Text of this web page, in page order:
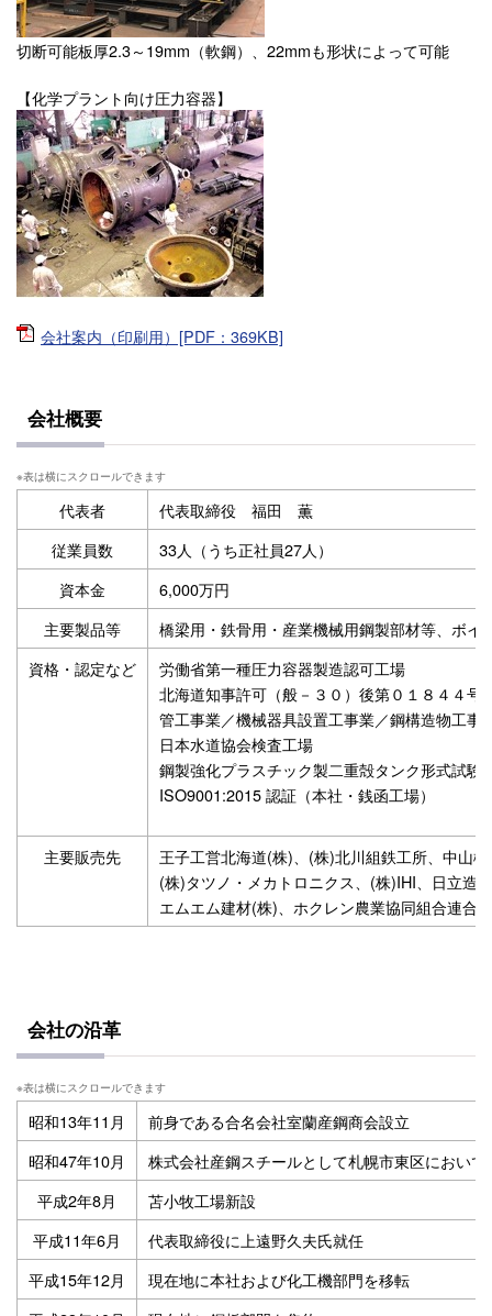
切断可能板厚2.3～19mm（軟鋼）、22mmも形状によって可能
【化学プラント向け圧力容器】
会社案内（印刷用）[PDF：369KB]
会社概要
代表者 代表取締役 福田 薫
従業員数
33人（うち正社員27人）
資本金
6,000万円
主要製品等
橋梁用・鉄骨用・産業機械用鋼製部材等、ボイ
資格・認定など
労働省第一種圧力容器製造認可工場
北海道知事許可（般－３０）後第０１８４４号
管工事業／機械器具設置工事業／鋼構造物工事
日本水道協会検査工場
鋼製強化プラスチック製二重殻タンク形式試験
ISO9001:2015 認証（本社・銭函工場）
主要販売先
王子工営北海道(株)、(株)北川組鉄工所、中山
(株)タツノ・メカトロニクス、(株)IHI、日立造
エムエム建材(株)、ホクレン農業協同組合連合
会社の沿革
昭和13年11月
前身である合名会社室蘭産鋼商会設立
昭和47年10月
株式会社産鋼スチールとして札幌市東区におい
平成2年8月
苫小牧工場新設
平成11年6月
代表取締役に上遠野久夫氏就任
平成15年12月
現在地に本社および化工機部門を移転